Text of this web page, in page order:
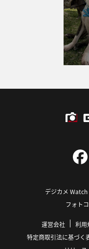
デジカメ Watch
フォト
運営会社 利用
特定商取引法に基づく